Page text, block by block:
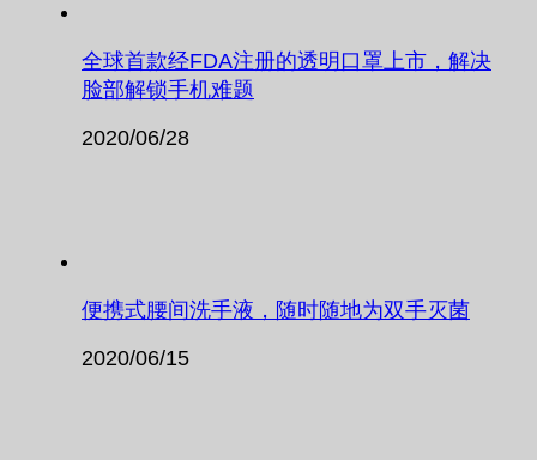
全球首款经FDA注册的透明口罩上市，解决
脸部解锁手机难题
2020/06/28
便携式腰间洗手液，随时随地为双手灭菌
2020/06/15